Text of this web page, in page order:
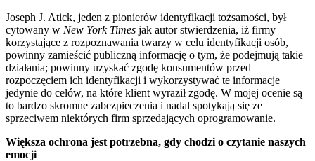
Joseph J. Atick, jeden z pionierów identyfikacji tożsamości, był
cytowany w New York Times jak autor stwierdzenia, iż firmy
korzystające z rozpoznawania twarzy w celu identyfikacji osób,
powinny zamieścić publiczną informację o tym, że podejmują takie
działania; powinny uzyskać zgodę konsumentów przed
rozpoczęciem ich identyfikacji i wykorzystywać te informacje
jedynie do celów, na które klient wyraził zgodę. W mojej ocenie są
to bardzo skromne zabezpieczenia i nadal spotykają się ze
sprzeciwem niektórych firm sprzedających oprogramowanie.
Większa ochrona jest potrzebna, gdy chodzi o czytanie naszych
emocji